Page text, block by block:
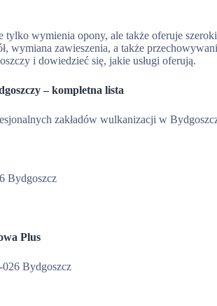
wymienia opony, ale także oferuje
wymiana zawieszenia, a także
i dowiedzieć się, jakie usługi oferują.
– kompletna lista
zakładów wulkanizacji w
Bydgoszcz
Plus
026 Bydgoszcz